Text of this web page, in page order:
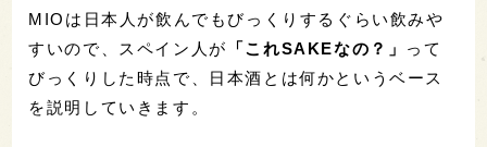
MIOは日本人が飲んでもびっくりするぐらい飲みや
すいので、スペイン人が
「これSAKEなの？」 って
びっくりした時点で、日本酒とは何かというベース
を説明していきます。